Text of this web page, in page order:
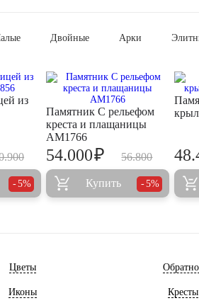
Двойные Арки
из
5%
Памятник С рельефом
креста и плащаницы
AM1766
56.800
54.000₽
Купить 5%
Цветы
Иконы Кресты